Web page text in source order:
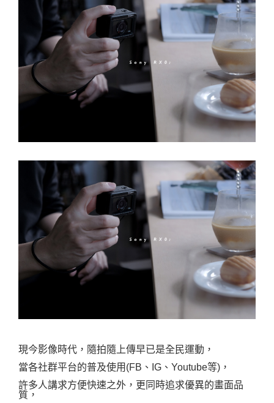
現今影像時代，隨拍隨上傳早已是全民運動，
當各社群平台的普及使用(FB、IG、Youtube等)，
許多人講求方便快速之外，更同時追求優異的畫面品
質，